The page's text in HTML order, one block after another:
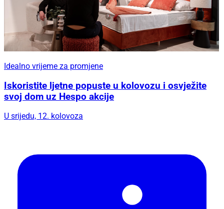
Idealno vrijeme za promjene
Iskoristite ljetne popuste u kolovozu i osvježite
svoj dom uz Hespo akcije
U srijedu, 12. kolovoza